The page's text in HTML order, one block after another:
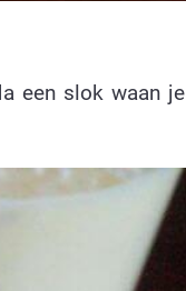
een slok waan je